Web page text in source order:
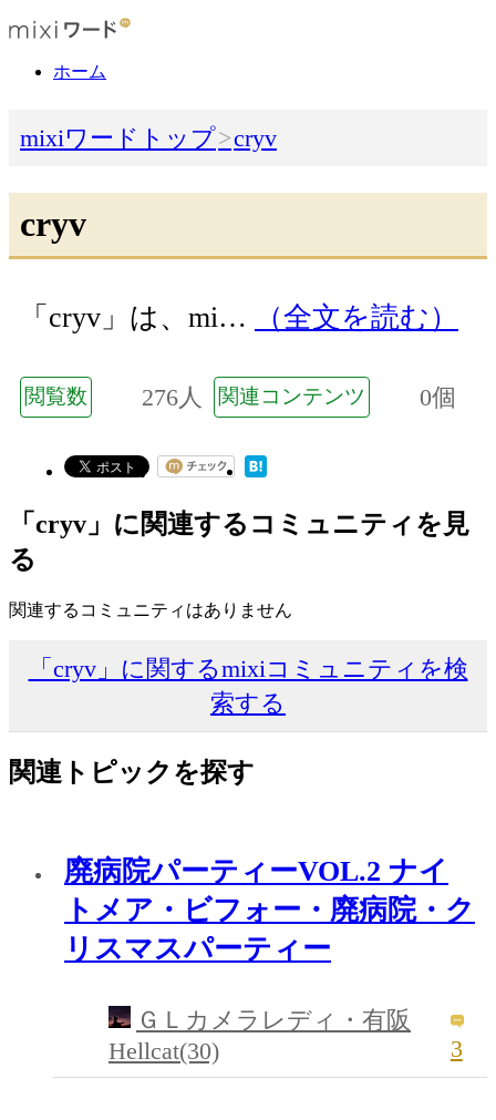
ホーム
mixiワードトップ cryv
cryv
「cryv」は、mi… （全文を読む）
閲覧数 276人 関連コンテンツ 0個
「cryv」に関連するコミュニティを見
る
関連するコミュニティはありません
「cryv」に関するmixiコミュニティを検
索する
関連トピックを探す
廃病院パーティーVOL.2 ナイ
トメア・ビフォー・廃病院・ク
リスマスパーティー
ＧＬカメラレディ・有阪
Hellcat(30)
3